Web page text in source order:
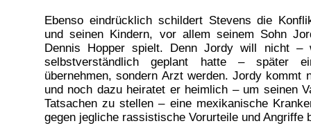
Ebenso eindrücklich schildert Stevens die
und seinen Kindern, vor allem seinem Sohn
Dennis Hopper spielt. Denn Jordy will nicht
selbstverständlich geplant hatte – später
übernehmen, sondern Arzt werden. Jordy kommt
und noch dazu heiratet er heimlich – um seinen
Tatsachen zu stellen – eine mexikanische
gegen jegliche rassistische Vorurteile und Angriffe